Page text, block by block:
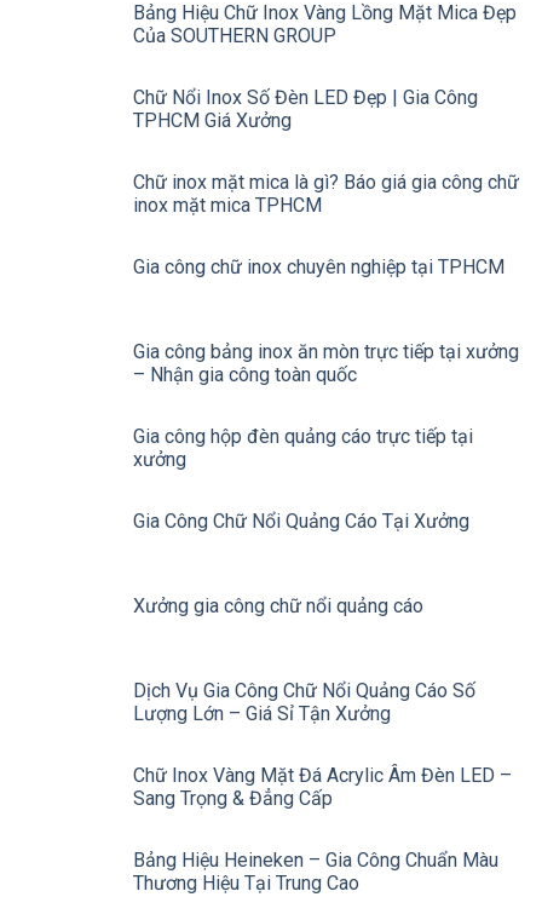
Bảng Hiệu Chữ Inox Vàng Lồng Mặt Mica Đẹp
Của SOUTHERN GROUP
Chữ Nổi Inox Số Đèn LED Đẹp | Gia Công
TPHCM Giá Xưởng
Chữ inox mặt mica là gì? Báo giá gia công chữ
inox mặt mica TPHCM
Gia công chữ inox chuyên nghiệp tại TPHCM
Gia công bảng inox ăn mòn trực tiếp tại xưởng
– Nhận gia công toàn quốc
Gia công hộp đèn quảng cáo trực tiếp tại
xưởng
Gia Công Chữ Nổi Quảng Cáo Tại Xưởng
Xưởng gia công chữ nổi quảng cáo
Dịch Vụ Gia Công Chữ Nổi Quảng Cáo Số
Lượng Lớn – Giá Sỉ Tận Xưởng
Chữ Inox Vàng Mặt Đá Acrylic Âm Đèn LED –
Sang Trọng & Đẳng Cấp
Bảng Hiệu Heineken – Gia Công Chuẩn Màu
Thương Hiệu Tại Trung Cao